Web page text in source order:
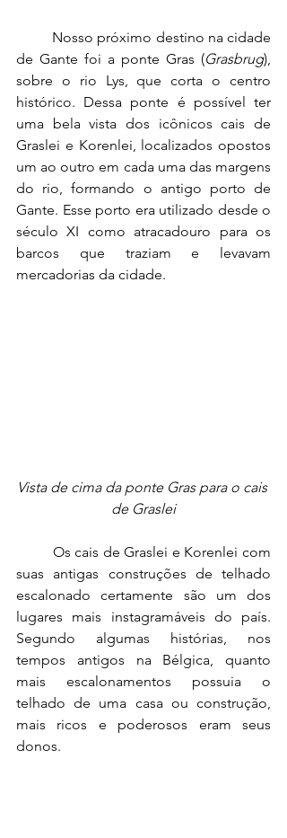
de Gante foi a ponte Gras (Grasbrug),
sobre o rio Lys, que corta o centro
histórico. Dessa ponte é possível ter
uma bela vista dos icônicos cais de
Graslei e Korenlei, localizados opostos
um ao outro em cada uma das margens
do rio, formando o antigo porto de
Gante. Esse porto era utilizado desde o
século XI como atracadouro para os
barcos que traziam e levavam
mercadorias da cidade.
Vista de cima da ponte Gras para o cais
de Graslei
suas antigas construções de telhado
escalonado certamente são um dos
lugares mais instagramáveis do país.
Segundo algumas histórias, nos
tempos antigos na Bélgica, quanto
mais escalonamentos possuia o
telhado de uma casa ou construção,
mais ricos e poderosos eram seus
donos.